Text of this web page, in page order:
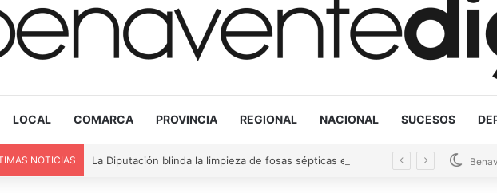
LOCAL COMARCA PROVINCIA REGIONAL NACIONAL SUCESOS
NOTICIAS